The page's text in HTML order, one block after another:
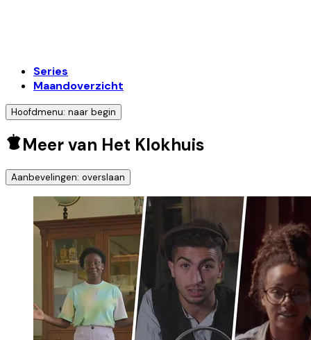
Series
Maandoverzicht
Hoofdmenu: naar begin
Meer van Het Klokhuis
Aanbevelingen: overslaan